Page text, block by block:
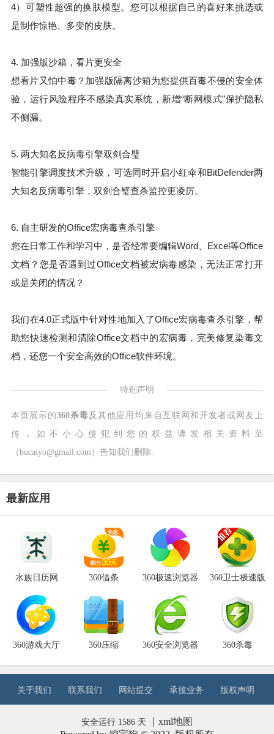
4）可塑性超强的换肤模型。您可以根据自己的喜好来挑选或
是制作惊艳、多变的皮肤。
4. 加强版沙箱，看片更安全
想看片又怕中毒？加强版隔离沙箱为您提供百毒不侵的安全体
验，运行风险程序不感染真实系统，新增“断网模式”保护隐私
不侧漏。
5. 两大知名反病毒引擎双剑合璧
智能引擎调度技术升级，可选同时开启小红伞和BitDefender两
大知名反病毒引擎，双剑合璧查杀监控更凌厉。
6. 自主研发的Office宏病毒查杀引擎
您在日常工作和学习中，是否经常要编辑Word、Excel等Office
文档？您是否遇到过Office文档被宏病毒感染，无法正常打开
或是关闭的情况？
我们在4.0正式版中针对性地加入了Office宏病毒查杀引擎，帮
助您快速检测和清除Office文档中的宏病毒，完美修复染毒文
档，还您一个安全高效的Office软件环境。
特别声明
本页展示的360杀毒 及其他应用均来自互联网和开发者或网友上
传，如不小心侵犯到您的权益请发相关资料至
（bucaiyo@gmall.com）告知我们删除.
最新应用
水族日历网 360借条 360极速浏览器 360卫士极速版
360游戏大厅 360压缩 360安全浏览器 360杀毒
关于我们 联系我们 网站提交 承接业务 版权声明
安全运行 1586 天
xml地图